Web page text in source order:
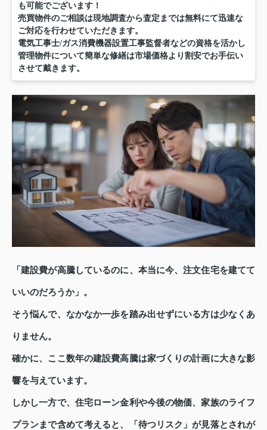
も可能でございます！
売買物件のご相談は現地調査から査定までは無料にて迅速な
ご対応を行わせていただきます。
電気工事士/ガス消費機器設置工事監督者などの資格を活かし
管理物件について簡単な修繕は市場価格より割安でお手伝い
させて戴きます。
「建設費が高騰しているのに、本当に今、注文住宅を建てて
いいのだろうか」。
そう悩んで、なかなか一歩を踏み出せずにいる方は少なくあ
りません。
確かに、ここ数年の建設費高騰は家づくりの計画に大きな影
響を与えています。
しかし一方で、住宅ローン金利や今後の物価、家族のライフ
プランまで含めて考えると、「待つリスク」が見落とされが